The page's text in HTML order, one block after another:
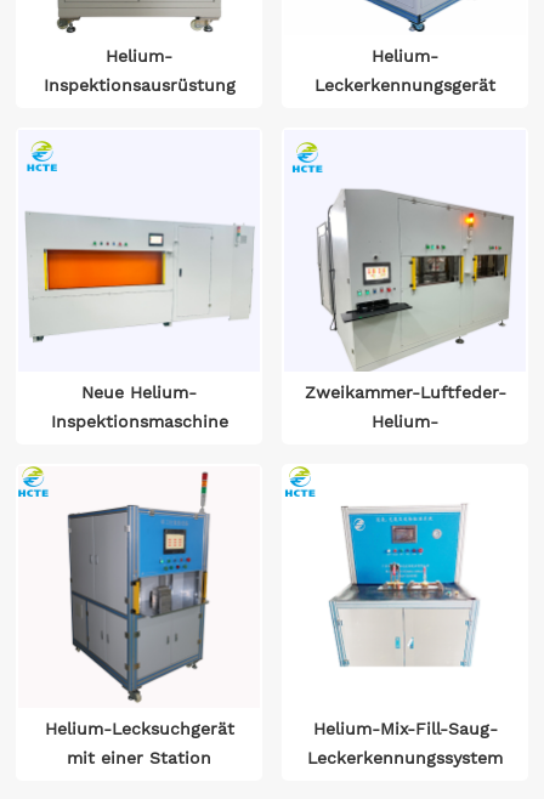
Helium-
Inspektionsausrüstung
Helium-
Leckerkennungsgerät
Neue Helium-
Inspektionsmaschine
mit direkter Kühlplatte
Zweikammer-Luftfeder-
Helium-
Helium-Lecksuchgerät
mit einer Station
Helium-Mix-Fill-Saug-
Leckerkennungssystem